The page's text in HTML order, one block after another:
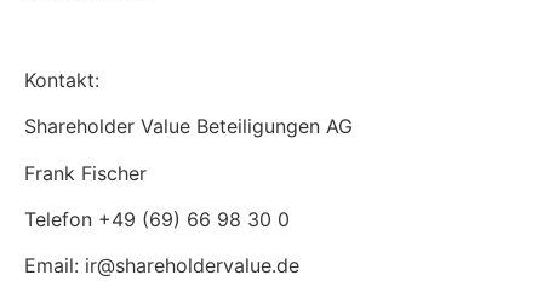
Kontakt:
Shareholder Value Beteiligungen AG
Frank Fischer
Telefon +49 (69) 66 98 30 0
Email: ir@shareholdervalue.de